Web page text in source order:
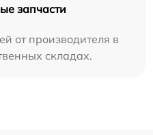
запчасти
от производителя в
складах.